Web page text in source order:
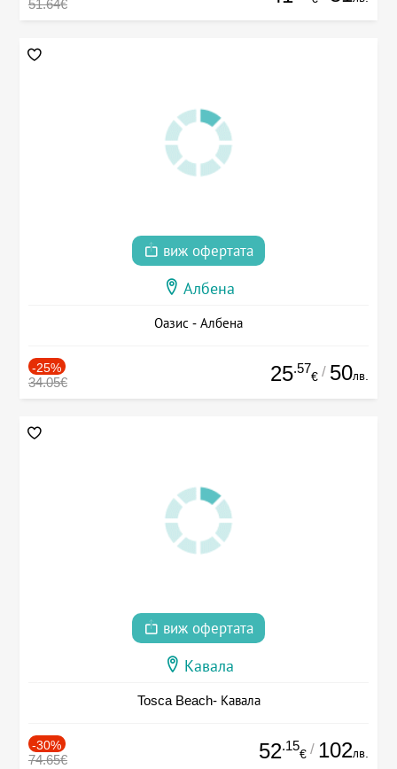
51.64€
виж офертата
Албена
Оазис - Албена
-25%
34.05€ 25.57
€ / 50лв.
виж офертата
Кавала
Tosca Beach- Кавала
-30%
74.65€ 52.15
€ / 102лв.